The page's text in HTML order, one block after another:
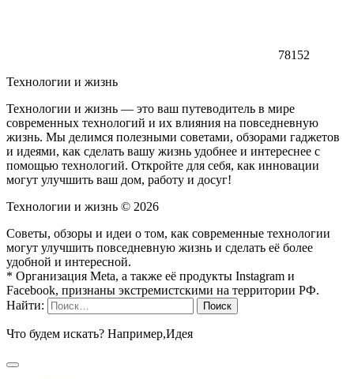
78152
Технологии и жизнь
Технологии и жизнь — это ваш путеводитель в мире
современных технологий и их влияния на повседневную
жизнь. Мы делимся полезными советами, обзорами гаджетов
и идеями, как сделать вашу жизнь удобнее и интереснее с
помощью технологий. Откройте для себя, как инновации
могут улучшить ваш дом, работу и досуг!
Технологии и жизнь © 2026
Советы, обзоры и идеи о том, как современные технологии
могут улучшить повседневную жизнь и сделать её более
удобной и интересной.
* Организация Meta, а также её продукты Instagram и
Facebook, признаны экстремистскими на территории РФ.
Найти:
Что будем искать? Например,Идея